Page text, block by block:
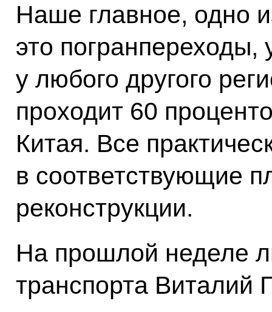
Наше главное, одно
это
у любого другого
проходит 60
Китая. Все
в соответствующие
реконструкции.
На прошлой неделе
транспорта Виталий